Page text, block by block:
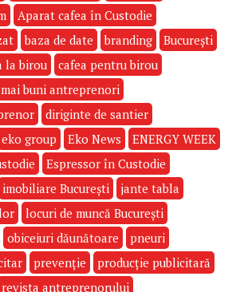
Aparat cafea în Custodie
baza de date branding
București
la birou
cafea pentru birou
buni antreprenori
diriginte de santier
eko group Eko News
ENERGY WEEK
Espressor în Custodie
imobiliare București
jante tabla
locuri de muncă București
obiceiuri dăunătoare
pneuri
prevenție
producție publicitară
revista antreprenorului